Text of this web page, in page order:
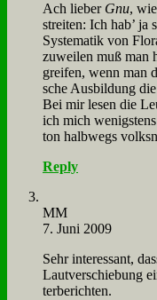
Ach lie­ber Gnu,
strei­ten: Ich hab’ ja
Sy­ste­ma­tik von
zu­wei­len muß man
grei­fen, wenn man
sche Aus­bil­dung
Bei mir le­sen die
ich mich
ton halb­wegs
Reply
MM
7. Juni 2009
Sehr in­ter­es­sant,
Laut­ver­schie­bung
ter­be­rich­ten.